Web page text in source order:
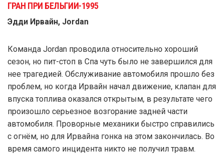
ГРАН ПРИ БЕЛЬГИИ-1995
Эдди Ирвайн, Jordan
Команда Jordan проводила относительно хороший
сезон, но пит-стоп в Спа чуть было не завершился для
нее трагедией. Обслуживание автомобиля прошло без
проблем, но когда Ирвайн начал движение, клапан для
впуска топлива оказался открытым, в результате чего
произошло серьезное возгорание задней части
автомобиля. Проворные механики быстро справились
с огнём, но для Ирвайна гонка на этом закончилась. Во
время самого инцидента никто не получил травм.